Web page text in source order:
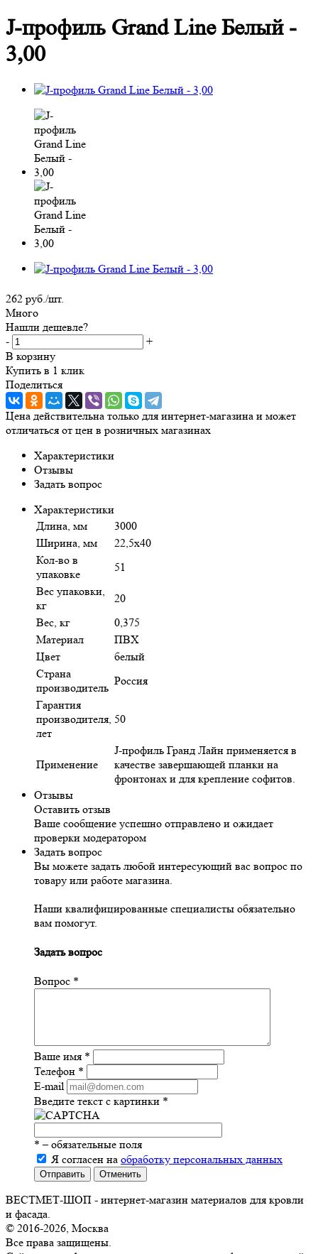
J-профиль Grand Line Белый -
3,00
262 руб./шт.
Много
Нашли дешевле?
-
+
В корзину
Купить в 1 клик
Поделиться
Цена действительна только для интернет-магазина и может
отличаться от цен в розничных магазинах
Характеристики
Отзывы
Задать вопрос
Характеристики
Длина, мм
3000
Ширина, мм
22,5х40
Кол-во в
упаковке
51
Вес упаковки,
кг
20
Вес, кг
0,375
Материал
ПВХ
Цвет
белый
Страна
производитель
Россия
Гарантия
производителя,
лет
50
Применение
J-профиль Гранд Лайн применяется в
качестве завершающей планки на
фронтонах и для крепление софитов.
Отзывы
Оставить отзыв
Ваше сообщение успешно отправлено и ожидает
проверки модератором
Задать вопрос
Вы можете задать любой интересующий вас вопрос по
товару или работе магазина.
Наши квалифицированные специалисты обязательно
вам помогут.
Задать вопрос
Вопрос *
Ваше имя *
Телефон *
E-mail
Введите текст с картинки *
* – обязательные поля
Я согласен на обработку персональных данных
Отправить Отменить
ВЕСТМЕТ-ШОП - интернет-магазин материалов для кровли
и фасада.
© 2016-2026, Москва
Все права защищены.